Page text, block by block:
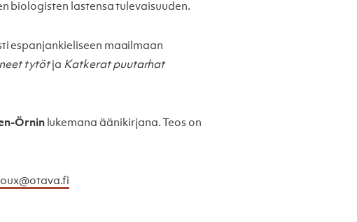
biologisten lastensa tulevaisuuden.
espanjankieliseen maailmaan
tytötja Katkerat puutarhat
Örninlukemana äänikirjana. Teos on